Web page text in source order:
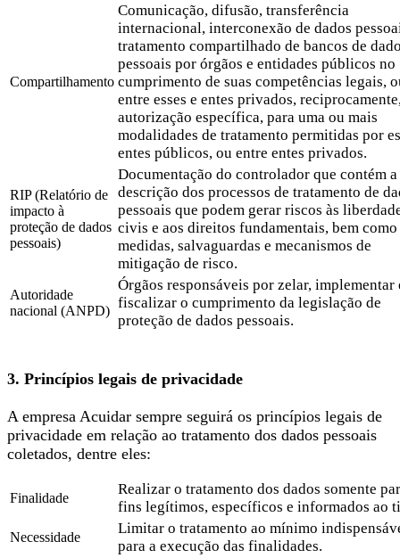
Compartilhamento
Comunicação, difusão, transferência
internacional, interconexão de dados
tratamento compartilhado de bancos de
pessoais por órgãos e entidades públicos no
cumprimento de suas competências legais,
entre esses e entes privados,
autorização específica, para uma ou mais
modalidades de tratamento permitidas por
entes públicos, ou entre entes privados.
RIP (Relatório de
impacto à
proteção de dados
pessoais)
Documentação do controlador que contém a
descrição dos processos de tratamento de
pessoais que podem gerar riscos às
civis e aos direitos fundamentais, bem como
medidas, salvaguardas e mecanismos de
mitigação de risco.
Autoridade
nacional (ANPD)
Órgãos responsáveis por zelar, implementar
fiscalizar o cumprimento da legislação de
proteção de dados pessoais.
3. Princípios legais de privacidade
A empresa Acuidar sempre seguirá os princípios legais de
privacidade em relação ao tratamento dos dados pessoais
coletados, dentre eles:
Finalidade
Realizar o tratamento dos dados somente
fins legítimos, específicos e informados ao
Necessidade
Limitar o tratamento ao mínimo
para a execução das finalidades.